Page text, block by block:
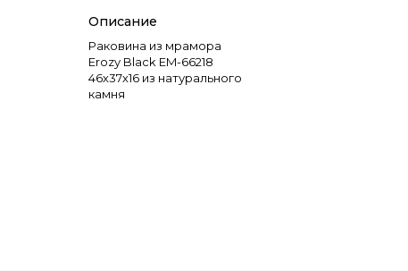
Описание
Раковина из мрамора
Erozy Black EM-66218
46х37х16 из натурального
камня